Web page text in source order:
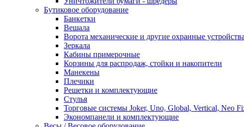
Бутиковое оборудование
Банкетки
Вешала
Ворота механические и другие охранные устройства
Зеркала
Кабины примерочные
Корзины для распродаж, стойки и накопители
Манекены
Плечики
Решетки и комплектующие
Стулья
Торговые системы Joker, Uno, Global, Vertical, Neo
Экономпанели и комплектующие